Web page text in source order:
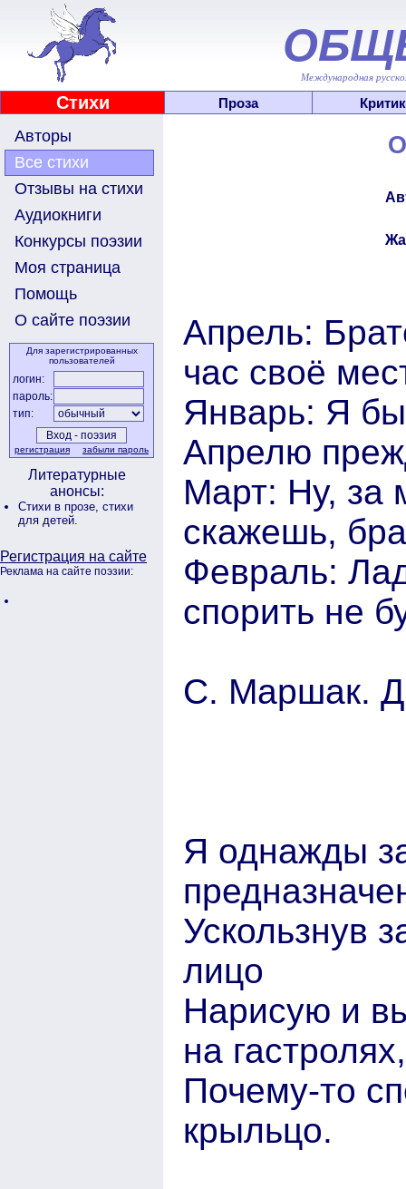
Международная
Стихи Проза
Авторы
Все стихи
Отзывы на стихи
Аудиокниги
Конкурсы поэзии
Моя страница
Помощь
О сайте поэзии
Для зарегистрированных
пользователей
логин:
пароль:
тип:
регистрация забыли пароль
Литературные
анонсы:
Стихи в прозе, стихи
для детей.
Регистрация на сайте
Реклама на сайте поэзии:
Апрель:
час своё
Январь: Я
Апрелю
Март: Ну, за
скажешь,
Февраль:
спорить не
С. Маршак.
Я однажды
Ускользнув
лицо
Нарисую и
на
Почему-то
крыльцо.